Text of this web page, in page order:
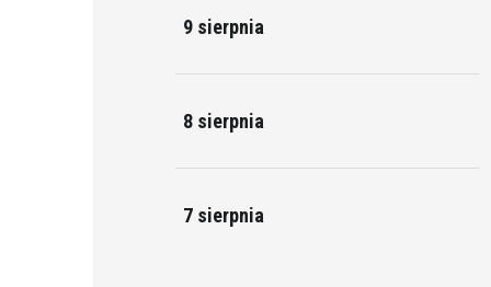
9 sierpnia
8 sierpnia
7 sierpnia